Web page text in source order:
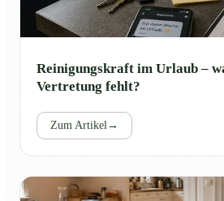
Reinigungskraft im Urlaub –
Vertretung fehlt?
Zum Artikel →